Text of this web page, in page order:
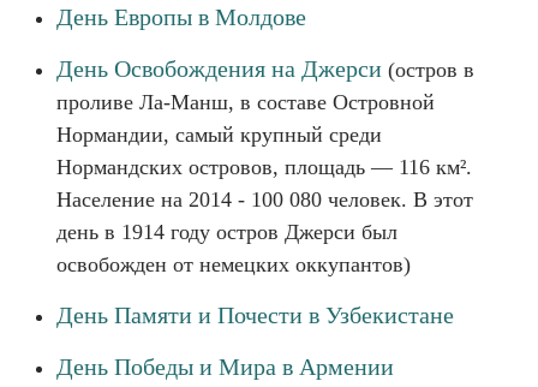
День Европы в Молдове
День Освобождения на Джерси (остров в
проливе Ла-Манш, в составе Островной
Нормандии, самый крупный среди
Нормандских островов, площадь — 116 км².
Население на 2014 - 100 080 человек. В этот
день в 1914 году остров Джерси был
освобожден от немецких оккупантов)
День Памяти и Почести в Узбекистане
День Победы и Мира в Армении